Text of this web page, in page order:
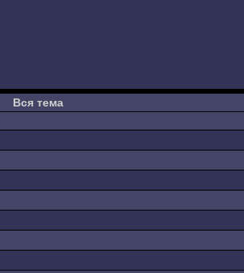
Вся тема